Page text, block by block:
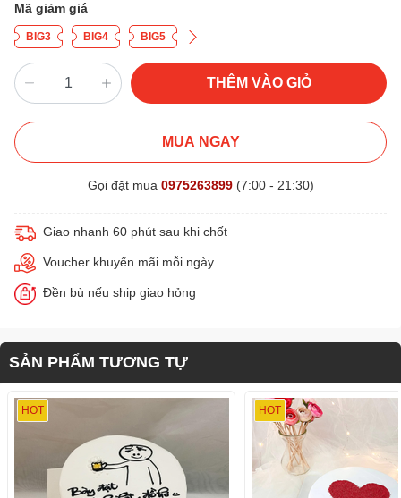
Mã giảm giá
BIG3 BIG4 BIG5
THÊM VÀO GIỎ
MUA NGAY
Gọi đặt mua 0975263899(7:00 - 21:30)
Giao nhanh 60 phút sau khi chốt
Voucher khuyến mãi mỗi ngày
Đền bù nếu ship giao hỏng
SẢN PHẨM TƯƠNG TỰ
HOT HOT